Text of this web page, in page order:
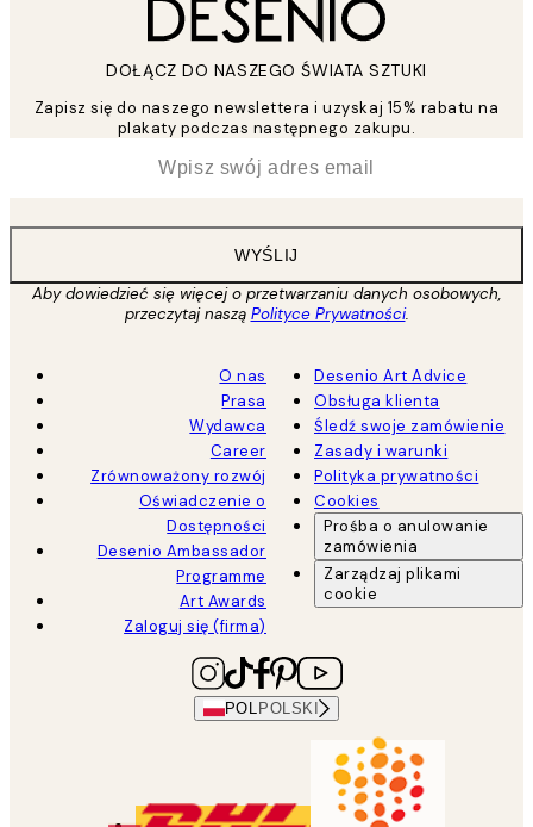
DOŁĄCZ DO NASZEGO ŚWIATA SZTUKI
Zapisz się do naszego newslettera i uzyskaj 15% rabatu na
plakaty podczas następnego zakupu.
WYŚLIJ
Aby dowiedzieć się więcej o przetwarzaniu danych osobowych,
przeczytaj naszą Polityce Prywatności.
O nas
Prasa
Wydawca
Career
Zrównoważony rozwój
Oświadczenie o
Dostępności
Desenio Ambassador
Programme
Art Awards
Zaloguj się (firma)
Desenio Art Advice
Obsługa klienta
Śledź swoje zamówienie
Zasady i warunki
Polityka prywatności
Cookies
Prośba o anulowanie
zamówienia
Zarządzaj plikami
cookie
POL POLSKI